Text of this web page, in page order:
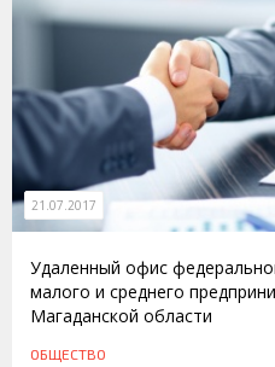
21.07.2017
Удаленный офис
малого и среднего
Магаданской области
ОБЩЕСТВО